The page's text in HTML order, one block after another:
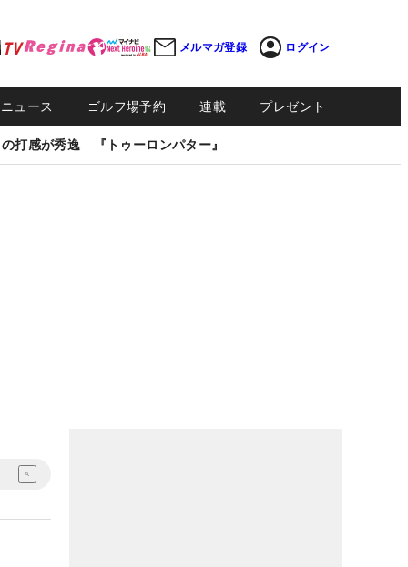
メルマガ登録 ログイン
ュース ゴルフ場予約 連載 プレゼント
打感が秀逸 『トゥーロンパター』